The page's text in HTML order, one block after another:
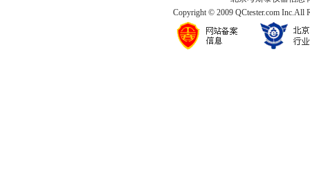
Copyright © 2009 QCtester.com Inc.All